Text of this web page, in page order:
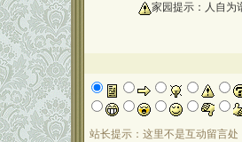
家园提示：人自为
站长提示：这里不是互动留言处